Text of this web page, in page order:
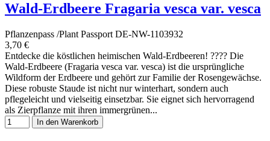
Wald-Erdbeere Fragaria vesca var. vesca
Pflanzenpass /Plant Passport DE-NW-1103932
3,70 €
Entdecke die köstlichen heimischen Wald-Erdbeeren! ???? Die
Wald-Erdbeere (Fragaria vesca var. vesca) ist die ursprüngliche
Wildform der Erdbeere und gehört zur Familie der Rosengewächse.
Diese robuste Staude ist nicht nur winterhart, sondern auch
pflegeleicht und vielseitig einsetzbar. Sie eignet sich hervorragend
als Zierpflanze mit ihren immergrünen...
In den Warenkorb